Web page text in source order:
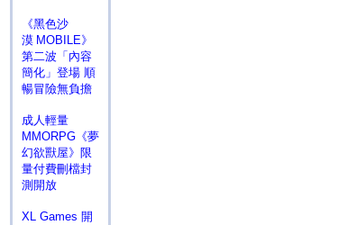
《黑色沙
漠 MOBILE》
第二波「內容
簡化」登場 順
暢冒險無負擔
成人輕量
MMORPG《夢
幻欲獸屋》限
量付費刪檔封
測開放
XL Games 開